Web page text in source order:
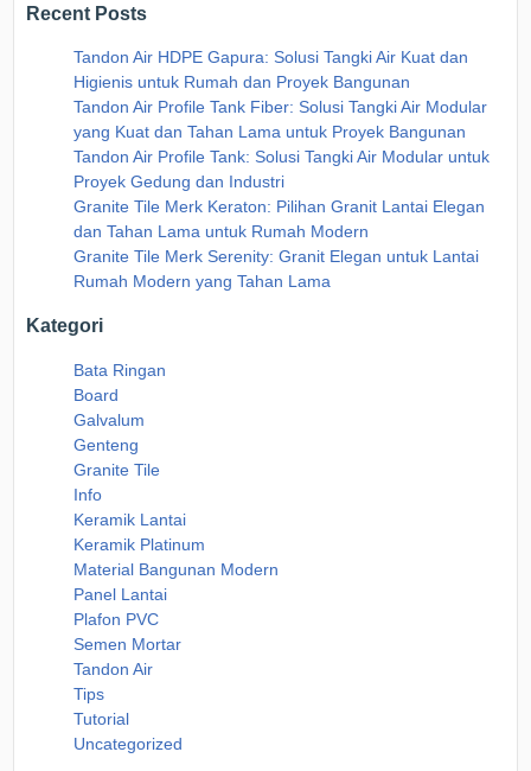
Recent Posts
Tandon Air HDPE Gapura: Solusi Tangki Air Kuat dan
Higienis untuk Rumah dan Proyek Bangunan
Tandon Air Profile Tank Fiber: Solusi Tangki Air Modular
yang Kuat dan Tahan Lama untuk Proyek Bangunan
Tandon Air Profile Tank: Solusi Tangki Air Modular untuk
Proyek Gedung dan Industri
Granite Tile Merk Keraton: Pilihan Granit Lantai Elegan
dan Tahan Lama untuk Rumah Modern
Granite Tile Merk Serenity: Granit Elegan untuk Lantai
Rumah Modern yang Tahan Lama
Kategori
Bata Ringan
Board
Galvalum
Genteng
Granite Tile
Info
Keramik Lantai
Keramik Platinum
Material Bangunan Modern
Panel Lantai
Plafon PVC
Semen Mortar
Tandon Air
Tips
Tutorial
Uncategorized